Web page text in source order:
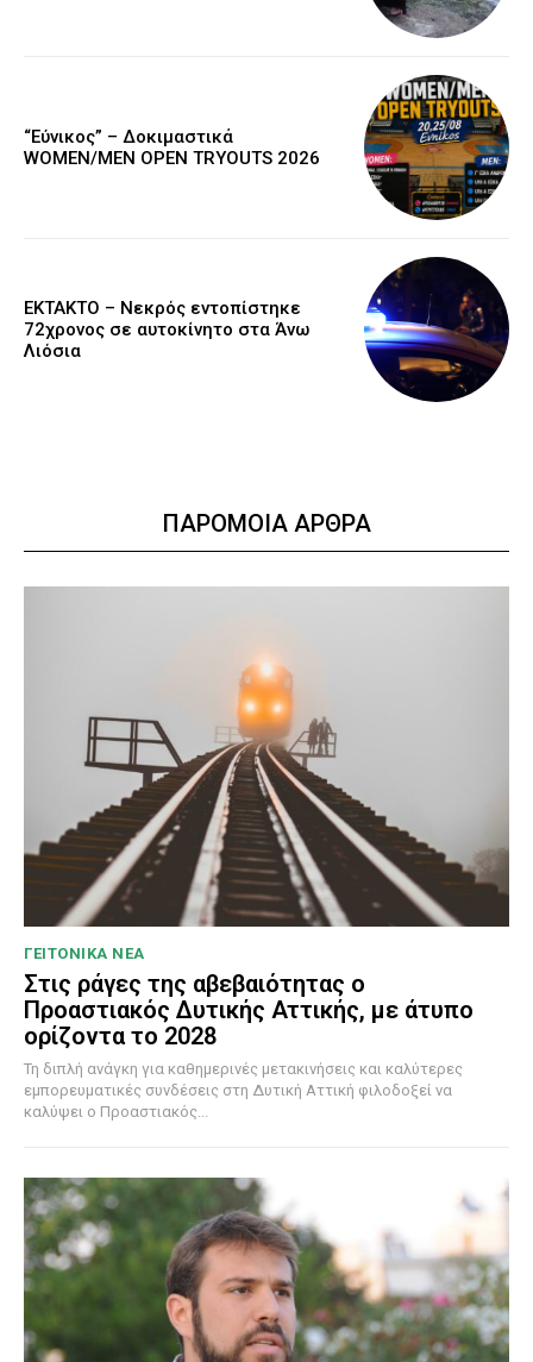
“Εύνικος” – Δοκιμαστικά
WOMEN/MEN OPEN TRYOUTS 2026
EKTAKTO – Νεκρός εντοπίστηκε
72χρονος σε αυτοκίνητο στα Άνω
Λιόσια
ΠΑΡΟΜΟΙΑ ΑΡΘΡΑ
ΓΕΙΤΟΝΙΚΑ ΝΕΑ
Στις ράγες της αβεβαιότητας ο
Προαστιακός Δυτικής Αττικής, με άτυπο
ορίζοντα το 2028
Τη διπλή ανάγκη για καθημερινές μετακινήσεις και καλύτερες
εμπορευματικές συνδέσεις στη Δυτική Αττική φιλοδοξεί να
καλύψει ο Προαστιακός...